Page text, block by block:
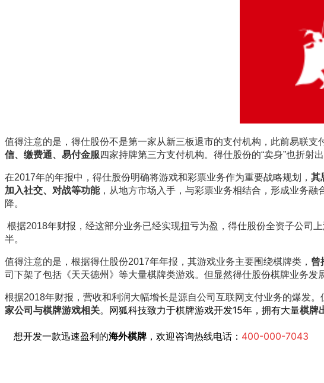
值得注意的是，得仕股份不是第一家从新三板退市的支付机构，此前易联
信、缴费通、易付金服四家持牌第三方支付机构。得仕股份的“卖身”也折射
在2017年的年报中，得仕股份明确将游戏和彩票业务作为重要战略规划， 其
加入社交、对战等功能，从地方市场入手，与彩票业务相结合，形成业务
降。
根据2018年财报，经这部分业务已经实现扭亏为盈，得仕股份全资子公司
半。
值得注意的是，根据得仕股份2017年年报，其游戏业务主要围绕棋牌类， 曾
司下架了包括《天天德州》等大量棋牌类游戏。 但显然得仕股份棋牌业务发
根据2018年财报，营收和利润大幅增长是源自公司互联网支付业务的爆发
家公司与棋牌游戏相关。 网狐科技致力于棋牌游戏开发15年，拥有大量棋牌
想开发一款迅速盈利的海外棋牌 ，欢迎咨询热线电话 ： 400-000-7043